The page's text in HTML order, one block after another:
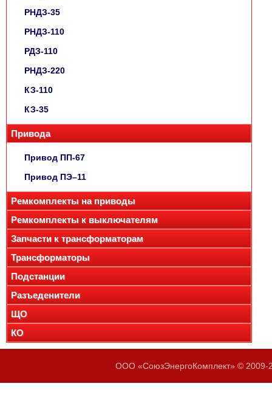
РНДЗ-35
РНДЗ-110
РДЗ-110
РНДЗ-220
КЗ-110
КЗ-35
Привода
Привод ПП-67
Привод ПЭ–11
Ремкомплекты на приводы
Ремкомплекты к выключателям
Запчасти к трансформаторам
Трансформаторы
Подстанции
Разъеденители
ЩО
КО
ООО «СоюзЭнергоКомплект» © 2009-